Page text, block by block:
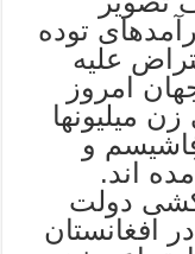
توده
علیه
امروز
میلیونها
فاشیسم و
اند.
کشی دولت
افغانستان